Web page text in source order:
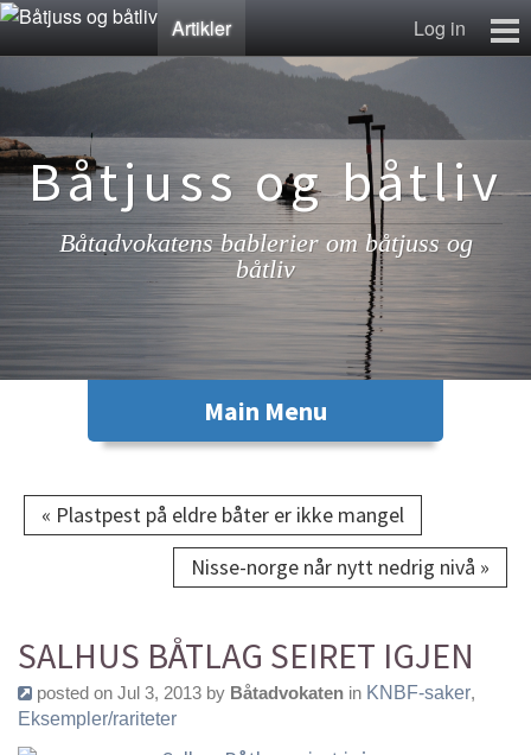
Artikler Log in
Lenkesamling
Kontakt
Båtjuss og båtliv
Båtadvokatens bablerier om båtjuss og
båtliv
« Plastpest på eldre båter er ikke mangel
Nisse-norge når nytt nedrig nivå »
SALHUS BÅTLAG SEIRET IGJEN
posted on Jul 3, 2013 by Båtadvokaten in KNBF-saker,
Eksempler/rariteter